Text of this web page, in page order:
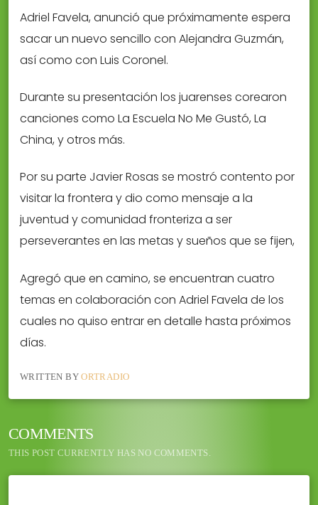
Adriel Favela, anunció que próximamente espera
sacar un nuevo sencillo con Alejandra Guzmán,
así como con Luis Coronel.
Durante su presentación los juarenses corearon
canciones como La Escuela No Me Gustó, La
China, y otros más.
Por su parte Javier Rosas se mostró contento por
visitar la frontera y dio como mensaje a la
juventud y comunidad fronteriza a ser
perseverantes en las metas y sueños que se fijen,
Agregó que en camino, se encuentran cuatro
temas en colaboración con Adriel Favela de los
cuales no quiso entrar en detalle hasta próximos
días.
WRITTEN BYORTRADIO
COMMENTS
THIS POST CURRENTLY HAS NO COMMENTS.